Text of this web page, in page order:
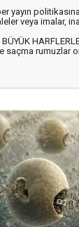
yayın
veya imalar,
saçma rumuzlar